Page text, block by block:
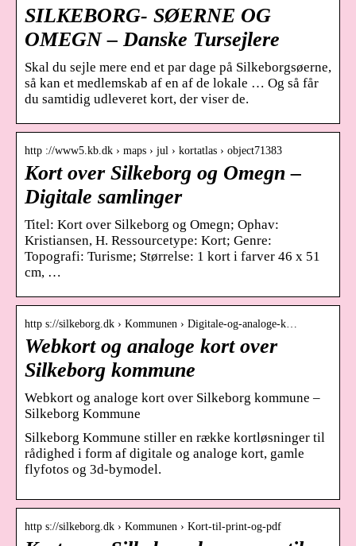
SILKEBORG- SØERNE OG
OMEGN – Danske Tursejlere
Skal du sejle mere end et par dage på Silkeborgsøerne,
så kan et medlemskab af en af de lokale … Og så får
du samtidig udleveret kort, der viser de.
http ://www5.kb.dk › maps › jul › kortatlas › object71383
Kort over Silkeborg og Omegn –
Digitale samlinger
Titel: Kort over Silkeborg og Omegn; Ophav:
Kristiansen, H. Ressourcetype: Kort; Genre:
Topografi: Turisme; Størrelse: 1 kort i farver 46 x 51
cm, …
http s://silkeborg.dk › Kommunen › Digitale-og-analoge-k…
Webkort og analoge kort over
Silkeborg kommune
Webkort og analoge kort over Silkeborg kommune –
Silkeborg Kommune
Silkeborg Kommune stiller en række kortløsninger til
rådighed i form af digitale og analoge kort, gamle
flyfotos og 3d-bymodel.
http s://silkeborg.dk › Kommunen › Kort-til-print-og-pdf